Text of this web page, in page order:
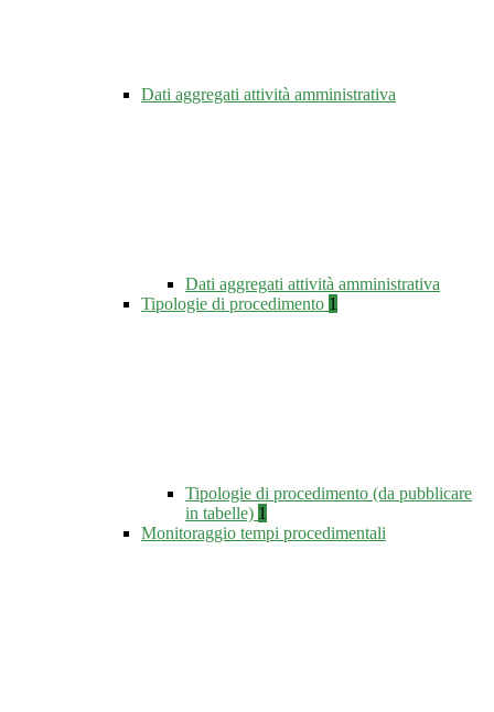
Dati aggregati attività amministrativa
Dati aggregati attività amministrativa
Tipologie di procedimento 1
Tipologie di procedimento (da pubblicare
in tabelle) 1
Monitoraggio tempi procedimentali